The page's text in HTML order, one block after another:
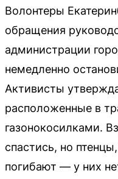
Волонтеры
обращения
администрации
немедленно
Активисты
расположенные в
газонокосилками.
спастись, но
погибают — у них